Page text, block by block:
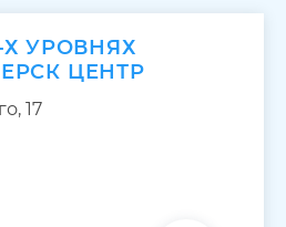
Х УРОВНЯХ
ЦЕНТР
17